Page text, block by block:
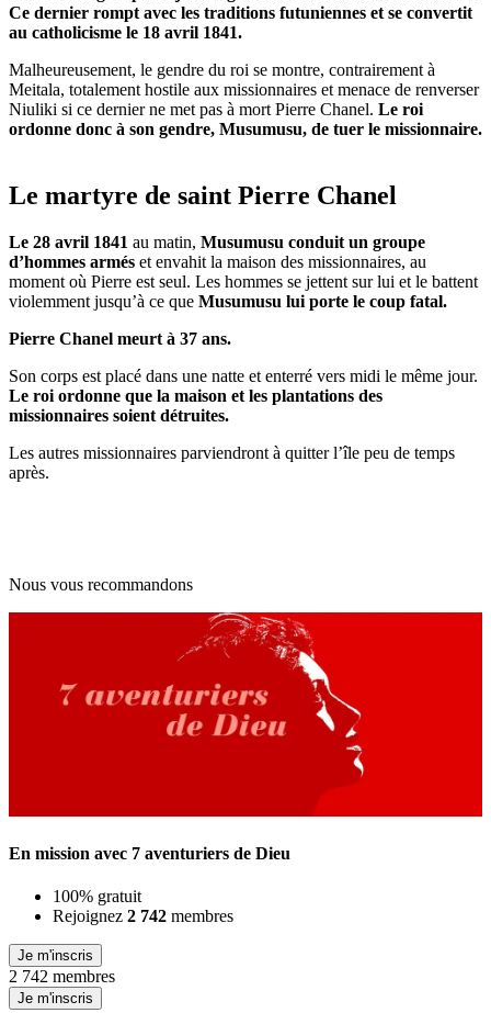
Ce dernier rompt avec les traditions futuniennes et se convertit
au catholicisme le 18 avril 1841.
Malheureusement, le gendre du roi se montre, contrairement à
Meitala, totalement hostile aux missionnaires et menace de renverser
Niuliki si ce dernier ne met pas à mort Pierre Chanel. Le roi
ordonne donc à son gendre, Musumusu, de tuer le missionnaire.
Le martyre de saint Pierre Chanel
Le 28 avril 1841 au matin, Musumusu conduit un groupe
d’hommes armés et envahit la maison des missionnaires, au
moment où Pierre est seul. Les hommes se jettent sur lui et le battent
violemment jusqu’à ce que Musumusu lui porte le coup fatal.
Pierre Chanel meurt à 37 ans.
Son corps est placé dans une natte et enterré vers midi le même jour.
Le roi ordonne que la maison et les plantations des
missionnaires soient détruites.
Les autres missionnaires parviendront à quitter l’île peu de temps
après.
Nous vous recommandons
En mission avec 7 aventuriers de Dieu
100% gratuit
Rejoignez 2 742 membres
Je m'inscris
2 742 membres
Je m'inscris